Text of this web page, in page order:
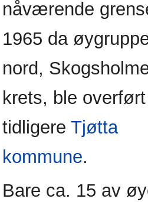
nåværende
1965 da
nord,
krets, ble
tidligere Tjøtta
kommune.
Bare ca. 15 av